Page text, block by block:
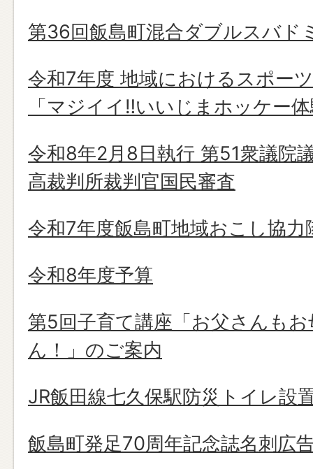
第36回飯島町混合ダブルスバド
令和7年度 地域におけるスポー
「マジイイ‼いいじまホッケー
令和8年2月8日執行 第51衆議院
高裁判所裁判官国民審査
令和7年度飯島町地域おこし協力
令和8年度予算
第5回子育て講座「お父さんも
ん！」のご案内
JR飯田線七久保駅防災トイレ設
飯島町発足70周年記念誌名刺広